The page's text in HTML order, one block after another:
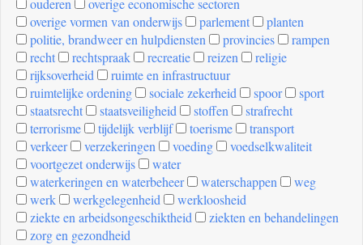
ouderen
overige economische sectoren
overige vormen van onderwijs
parlement
planten
politie, brandweer en hulpdiensten
provincies
rampen
recht
rechtspraak recreatie reizen
religie
rijksoverheid
ruimte en infrastructuur
ruimtelijke ordening
sociale zekerheid spoor
sport
staatsrecht
staatsveiligheid stoffen
strafrecht
terrorisme
tijdelijk verblijf toerisme
transport
verkeer
verzekeringen voeding
voedselkwaliteit
voortgezet onderwijs
water
waterkeringen en waterbeheer
waterschappen
weg
werk
werkgelegenheid
werkloosheid
ziekte en arbeidsongeschiktheid
ziekten en behandelingen
zorg en gezondheid